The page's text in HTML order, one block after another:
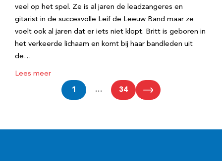
veel op het spel. Ze is al jaren de leadzangeres en
gitarist in de succesvolle Leif de Leeuw Band maar ze
voelt ook al jaren dat er iets niet klopt. Britt is geboren in
het verkeerde lichaam en komt bij haar bandleden uit
de…
Lees meer
1 … 34